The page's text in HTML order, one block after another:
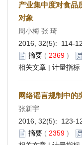
产业集中度对食
对象
周小梅 张 琦
2016, 32(5): 114-
摘要 ( 2369 )
相关文章 | 计量指标
网络谣言规制中的
张新宇
2016, 32(5): 123-
摘要 ( 2359 )